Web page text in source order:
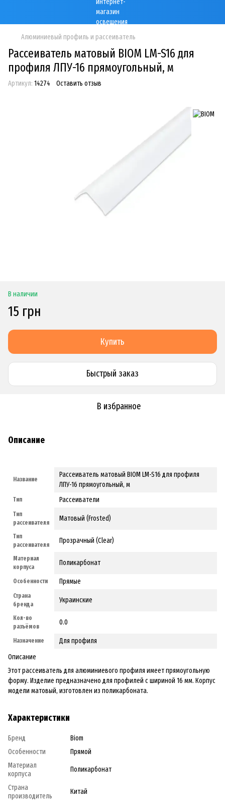
Алюминиевый профиль и рассеиватель
Рассеиватель матовый BIOM LM-S16 для
профиля ЛПУ-16 прямоугольный, м
Артикул: 14274 Оставить отзыв
В наличии
15 грн
Купить
Быстрый заказ
В избранное
Описание
Название
Рассеиватель матовый BIOM LM-S16 для профиля
ЛПУ-16 прямоугольный, м
Тип Рассеиватели
Тип
рассеивателя
Матовый (Frosted)
Тип
рассеивателя
Прозрачный (Clear)
Материал
корпуса
Поликарбонат
Особенности Прямые
Страна
бренда
Украинские
Кол-во
разъёмов
0.0
Назначение
Для профиля
Описание
Этот рассеиватель для алюминиевого профиля имеет прямоугольную
форму. Изделие предназначено для профилей с шириной 16 мм. Корпус
модели матовый, изготовлен из поликарбоната.
Характеристики
Бренд
Biom
Особенности
Прямой
Материал
корпуса
Поликарбонат
Страна
производитель
Китай